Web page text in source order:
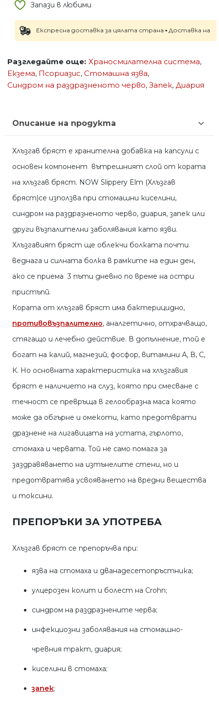
Запази в любими
Експресна доставка за цялата страна ▪ Доставка на
Разгледайте още: Храносмилателна система,
Екзема, Псориазис, Стомашна язва,
Синдром на раздразненото черво, Запек, Диария
Описание на продукта
Хлъзгав бряст е хранителна добавка на капсули с
основен компонент вътрешният слой от кората
на хлъзгав бряст. NOW Slippery Elm (Хлъзгав
бряст)се използва при стомашни киселини,
синдром на раздразненото черво, диария, запек или
други възпалителни заболявания като язви.
Хлъзгавият бряст ще облекчи болката почти
веднага и силната болка в рамките на един ден,
ако се приема 3 пъти дневно по време на остри
пристъпй.
Кората от хлъзгав бряст има бактерицидно,
противовъзпалително, аналгетично, отхрачващо,
стягащо и лечебно действие. В допълнение, той е
богат на калий, магнезий, фосфор, витамини А, В, С,
К. Но основната характеристика на хлъзгавия
бряст е наличието на слуз, която при смесване с
течност се превръща в гелообразна маса която
може да обгърне и омекоти, като предотврати
дразнене на лигавицата на устата, гърлото,
стомаха и червата. Той не само помага за
заздравяването на изтънелите стени, но и
предотвратява усвояването на вредни вещества
и токсини.
ПРЕПОРЪКИ ЗА УПОТРЕБА
Хлъзгав бряст се препоръчва при:
язва на стомаха и дванадесетопръстника;
улцерозен колит и болест на Crohn;
синдром на раздразнените черва;
инфекциозни заболявания на стомашно-
чревния тракт, диария;
киселини в стомаха;
запек;